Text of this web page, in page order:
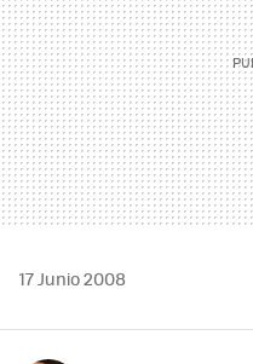
17 Junio 2008